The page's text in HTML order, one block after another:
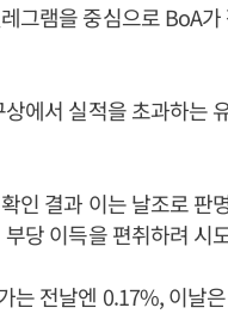
그램을 중심으로 BoA
상에서 실적을 초과하는
인 결과 이는 날조로 판
당 이득을 편취하려 시
는 전날엔 0.17%, 이날